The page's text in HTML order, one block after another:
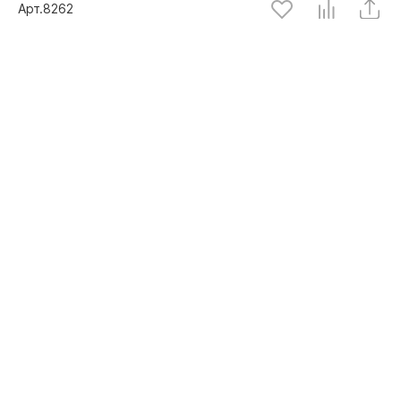
Арт.8262